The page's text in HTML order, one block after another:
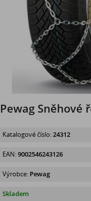
Pewag Sněhové
Katalogové číslo:24312
EAN:9002546243126
Výrobce: Pewag
Skladem